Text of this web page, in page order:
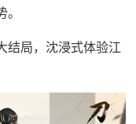
局，沈浸式体验江